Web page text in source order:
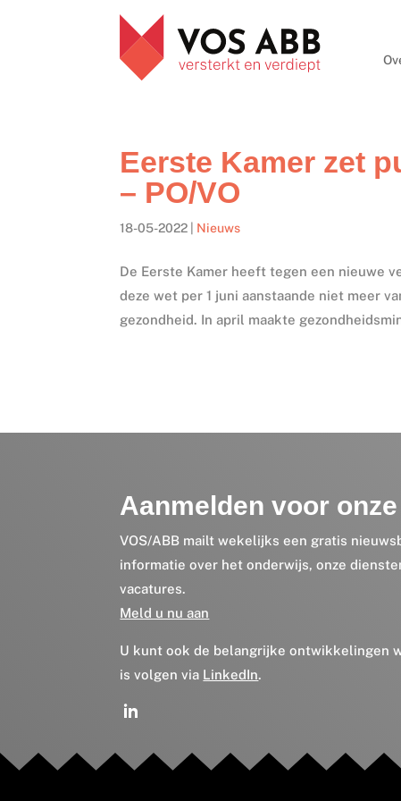
Eerste Kamer zet
– PO/VO
18-05-2022 Nieuws
De Eerste Kamer heeft tegen een nieuwe
deze wet per 1 juni aanstaande niet meer
gezondheid. In april maakte
Aanmelden voor
VOS/ABB mailt wekelijks een gratis
informatie over het onderwijs, onze
vacatures.
Meld u nu aan
U kunt ook de belangrijke ontwikkelingen
is volgen via LinkedIn.